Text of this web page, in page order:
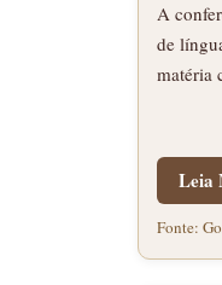
A
de
matéria
Leia
Fonte: